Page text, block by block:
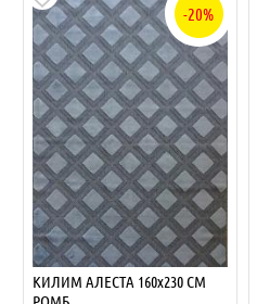
-20%
КИЛИМ АЛЕСТА 160х230 СМ